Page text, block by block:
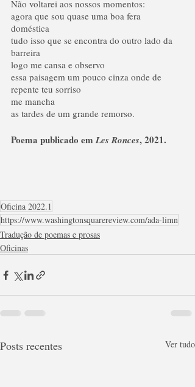
Não voltarei aos nossos momentos:
agora que sou quase uma boa fera
doméstica
tudo isso que se encontra do outro lado da
barreira
logo me cansa e observo
essa paisagem um pouco cinza onde de
repente teu sorriso
me mancha
as tardes de um grande remorso.
Poema publicado em Les Ronces, 2021.
Oficina 2022.1
https://www.washingtonsquarereview.com/ada-limn
Tradução de poemas e prosas
Oficinas
Posts recentes Ver tudo